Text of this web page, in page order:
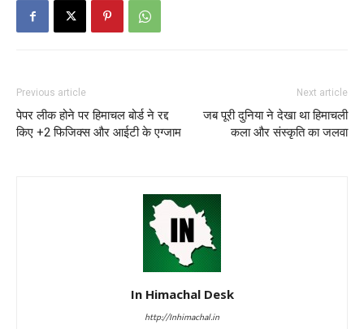
Previous article
पेपर लीक होने पर हिमाचल बोर्ड ने रद्द
किए +2 फिजिक्स और आईटी के एग्जाम
Next article
जब पूरी दुनिया ने देखा था हिमाचली
कला और संस्कृति का जलवा
In Himachal Desk
http://Inhimachal.in